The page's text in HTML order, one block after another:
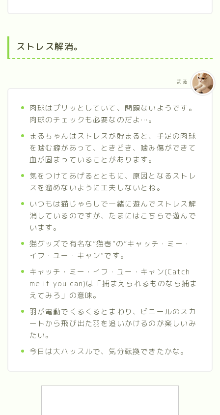
ストレス解消。
肉球はプリッとしていて、問題ないようです。
肉球のチェックも必要なのだよ…。
まるちゃんはストレスが貯まると、手足の肉球
を噛む癖があって、ときどき、噛み傷ができて
血が固まっていることがあります。
気をつけてあげるとともに、原因となるストレ
スを溜めないように工夫しないとね。
いつもは猫じゃらしで一緒に遊んでストレス解
消しているのですが、たまにはこちらで遊んで
います。
猫グッズで有名な”猫壱”の”キャッチ・ミー・
イフ・ユー・キャン”です。
キャッチ・ミー・イフ・ユー・キャン(Catch
me if you can)は「捕まえられるものなら捕ま
えてみろ」の意味。
羽が電動でくるくるとまわり、ビニールのスカ
ートから飛び出た羽を追いかけるのが楽しいみ
たい。
今日は大ハッスルで、気分転換できたかな。
まる